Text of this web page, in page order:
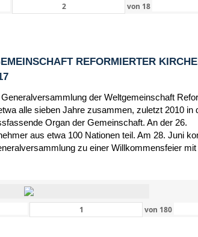
von 18
REFORMIERTER
der Weltgemeinschaft
alle sieben Jahre zusammen, zuletzt 2010 in
Organ der Gemeinschaft. An der 26.
aus etwa 100 Nationen teil. Am 28. Juni
zu einer Willkommensfeier
von 180